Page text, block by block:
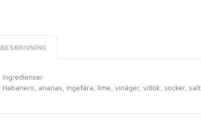
BESKRIVNING
Ingredienser:
Habanero, ananas, ingefära, lime, vinäger, vitlök, socker, salt.